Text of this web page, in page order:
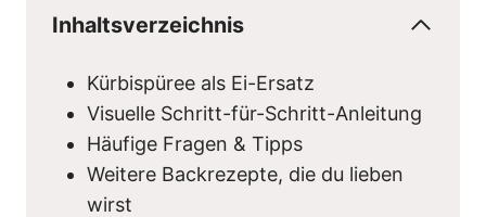
Inhaltsverzeichnis
Kürbispüree als Ei-Ersatz
Visuelle Schritt-für-Schritt-Anleitung
Häufige Fragen & Tipps
Weitere Backrezepte, die du lieben
wirst